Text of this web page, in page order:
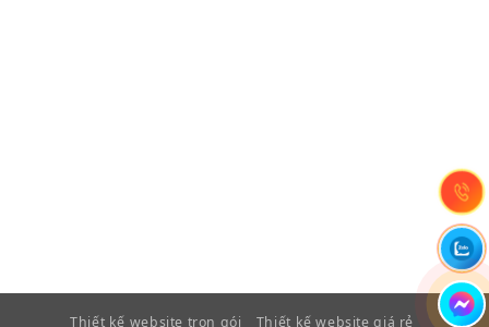
Thiết kế website trọn gói Thiết kế website giá rẻ